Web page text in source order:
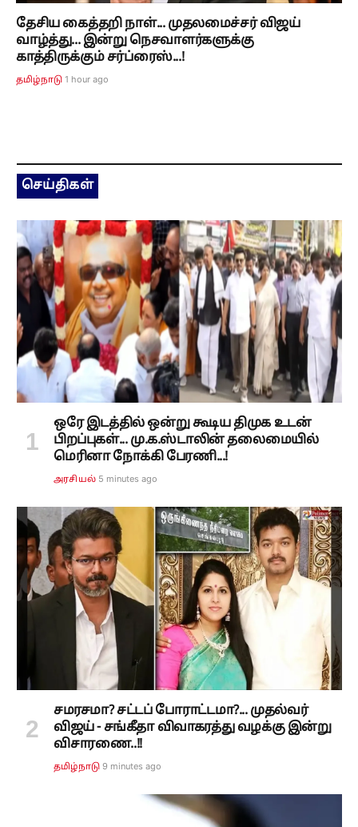
தேசிய கைத்தறி நாள்... முதலமைச்சர் விஜய்
வாழ்த்து... இன்று நெசவாளர்களுக்கு
காத்திருக்கும் சர்ப்ரைஸ்...!
தமிழ்நாடு 1 hour ago
செய்திகள்
ஒரே இடத்தில் ஒன்று கூடிய திமுக உடன்
பிறப்புகள்... மு.க.ஸ்டாலின் தலைமையில்
மெரினா நோக்கி பேரணி...!
அரசியல் 5 minutes ago
சமரசமா? சட்டப் போராட்டமா?... முதல்வர்
விஜய் - சங்கீதா விவாகரத்து வழக்கு இன்று
விசாரணை..!!
தமிழ்நாடு 9 minutes ago